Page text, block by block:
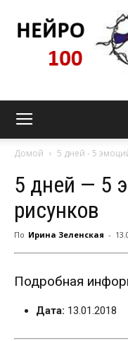
Домой 5 дней - 5
5 дней — 5
рисунков
По Ирина Зеленская -
Подробная
Дата: 13.01.2018